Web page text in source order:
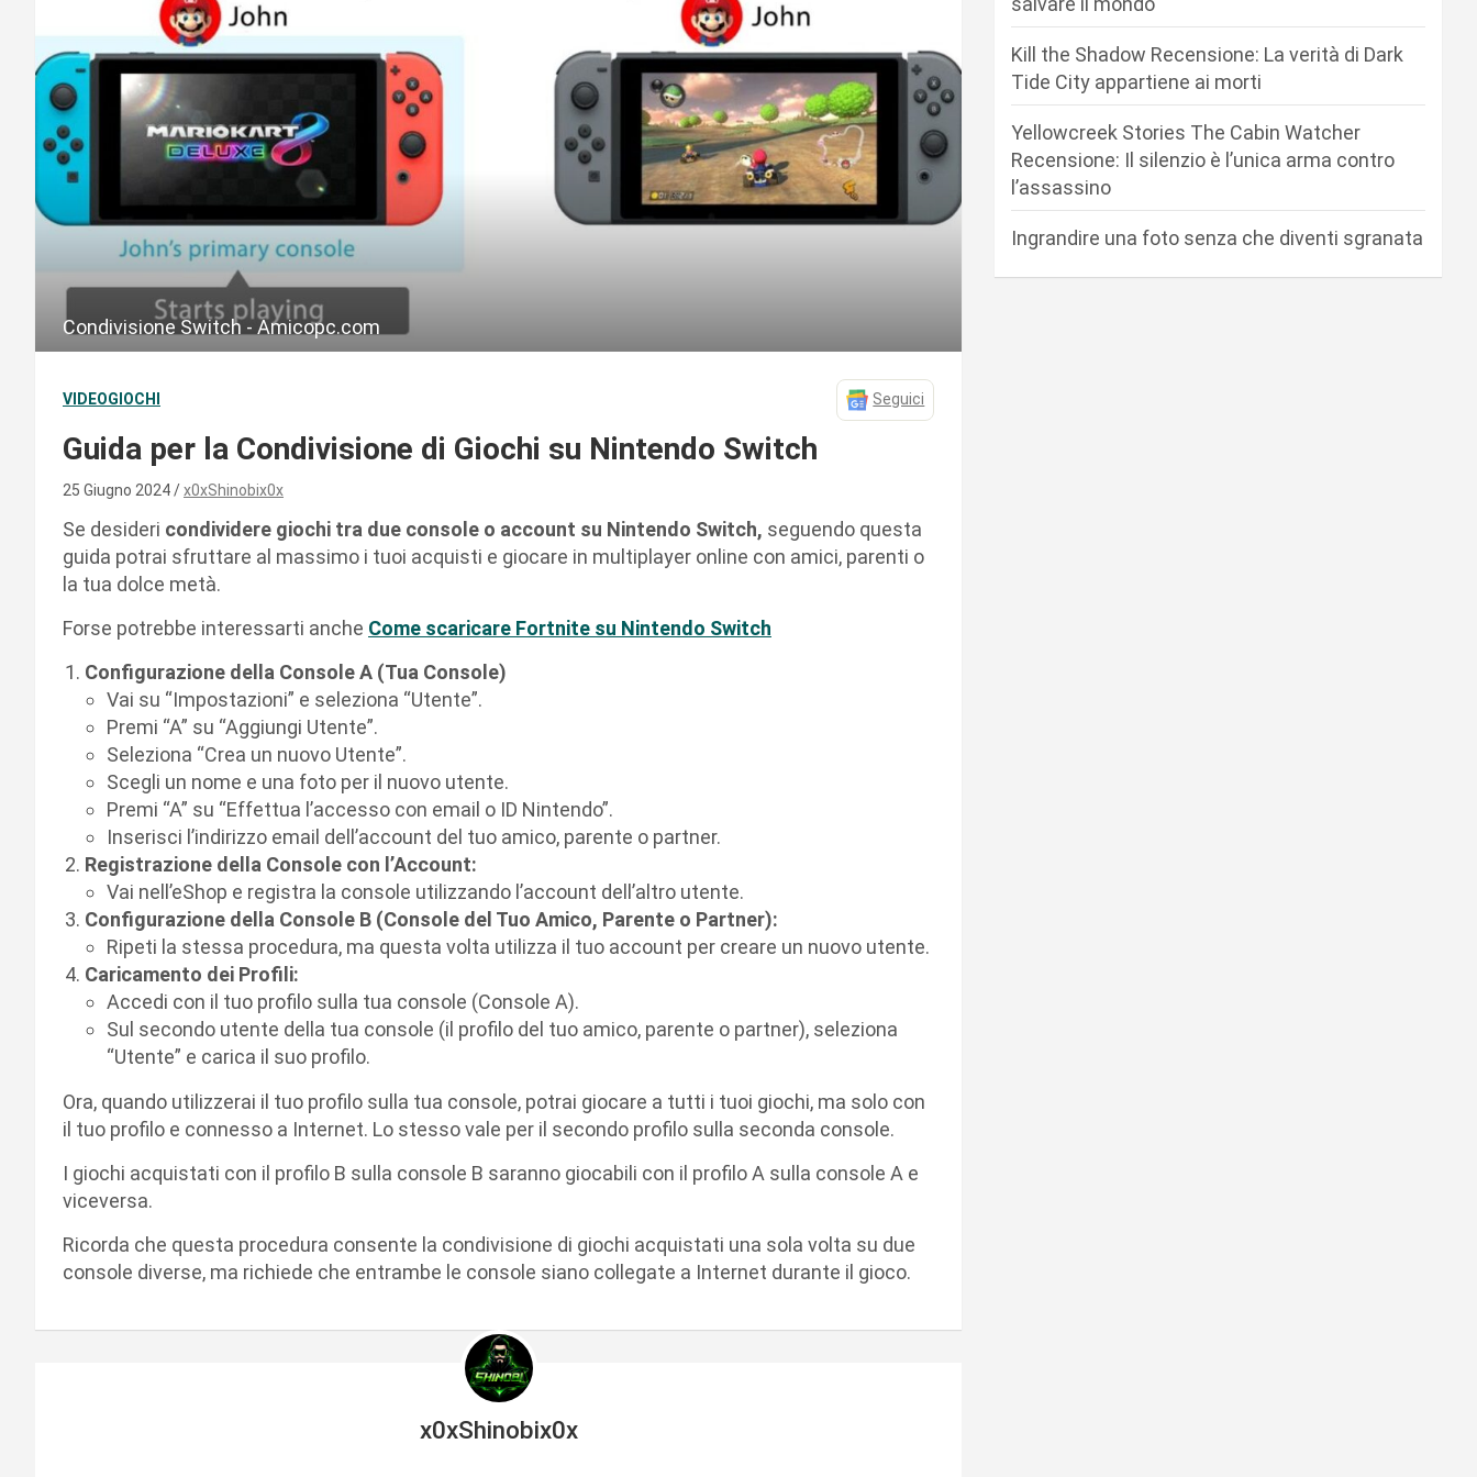
Condivisione Switch - Amicopc.com
VIDEOGIOCHI Seguici
Guida per la Condivisione di Giochi su Nintendo Switch
25 Giugno 2024 x0xShinobix0x
Se desideri condividere giochi tra due console o account su Nintendo Switch, seguendo questa
guida potrai sfruttare al massimo i tuoi acquisti e giocare in multiplayer online con amici, parenti o
la tua dolce metà.
Forse potrebbe interessarti anche Come scaricare Fortnite su Nintendo Switch
Configurazione della Console A (Tua Console)
Vai su “Impostazioni” e seleziona “Utente”.
Premi “A” su “Aggiungi Utente”.
Seleziona “Crea un nuovo Utente”.
Scegli un nome e una foto per il nuovo utente.
Premi “A” su “Effettua l’accesso con email o ID Nintendo”.
Inserisci l’indirizzo email dell’account del tuo amico, parente o partner.
Registrazione della Console con l’Account:
Vai nell’eShop e registra la console utilizzando l’account dell’altro utente.
Configurazione della Console B (Console del Tuo Amico, Parente o Partner):
Ripeti la stessa procedura, ma questa volta utilizza il tuo account per creare un nuovo utente.
Caricamento dei Profili:
Accedi con il tuo profilo sulla tua console (Console A).
Sul secondo utente della tua console (il profilo del tuo amico, parente o partner), seleziona
“Utente” e carica il suo profilo.
Ora, quando utilizzerai il tuo profilo sulla tua console, potrai giocare a tutti i tuoi giochi, ma solo con
il tuo profilo e connesso a Internet. Lo stesso vale per il secondo profilo sulla seconda console.
I giochi acquistati con il profilo B sulla console B saranno giocabili con il profilo A sulla console A e
viceversa.
Ricorda che questa procedura consente la condivisione di giochi acquistati una sola volta su due
console diverse, ma richiede che entrambe le console siano collegate a Internet durante il gioco.
x0xShinobix0x
Kill the Shadow Recensione: La verità di Dark
Tide City appartiene ai morti
Yellowcreek Stories The Cabin Watcher
Recensione: Il silenzio è l’unica arma contro
l’assassino
Ingrandire una foto senza che diventi sgranata